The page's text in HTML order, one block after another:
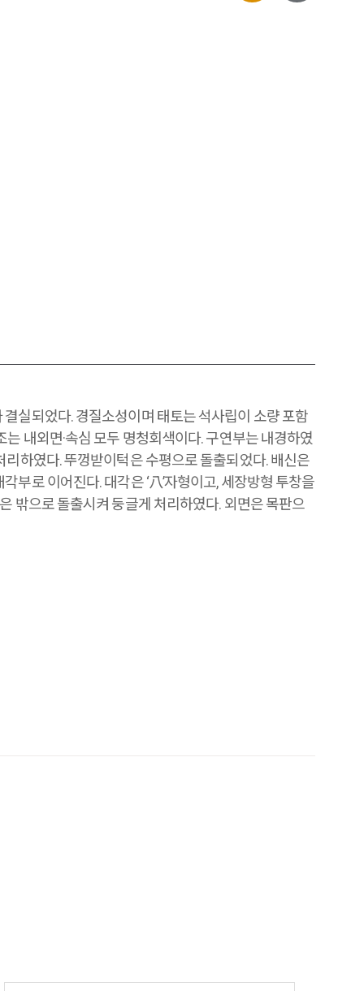
실되었다. 경질소성이며 태토는 석사립이 소량 포함
는 내외면·속심 모두 명청회색이다. 구연부는 내경하였
리하였다. 뚜껑받이턱은 수평으로 돌출되었다. 배신은
부로 이어진다. 대각은 ‘八’자형이고, 세장방형 투창을
밖으로 돌출시켜 둥글게 처리하였다. 외면은 목판으